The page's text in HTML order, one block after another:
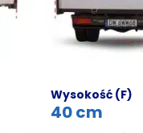
Wysokość (F)
40 cm